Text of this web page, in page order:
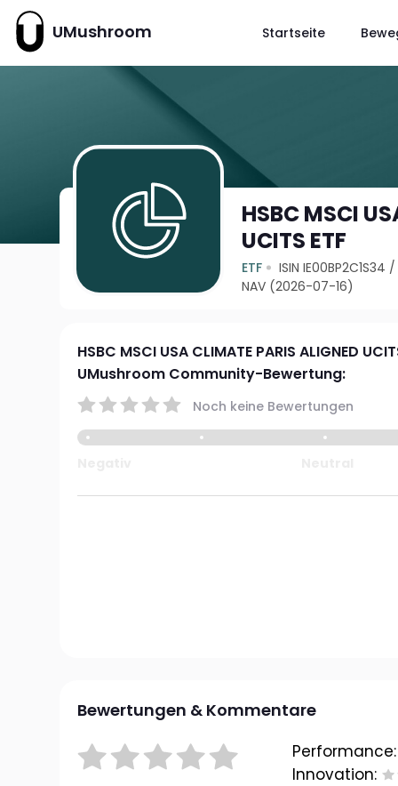
UMushroom Startseite
HSBC MSCI
UCITS ETF
ETF ISIN IE00BP2C1S34
NAV (2026-07-16)
HSBC MSCI USA CLIMATE PARIS ALIGNED
UMushroom Community-Bewertung:
Noch keine Bewertungen
Bewertungen & Kommentare
Performance:
Innovation: